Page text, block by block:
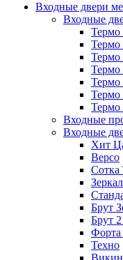
Входные двери
Входные
Термо
Термо
Термо
Термо
Термо
Входные
Входные
Хит
Версо
Сотка
Брут
Брут
Форта
Техно